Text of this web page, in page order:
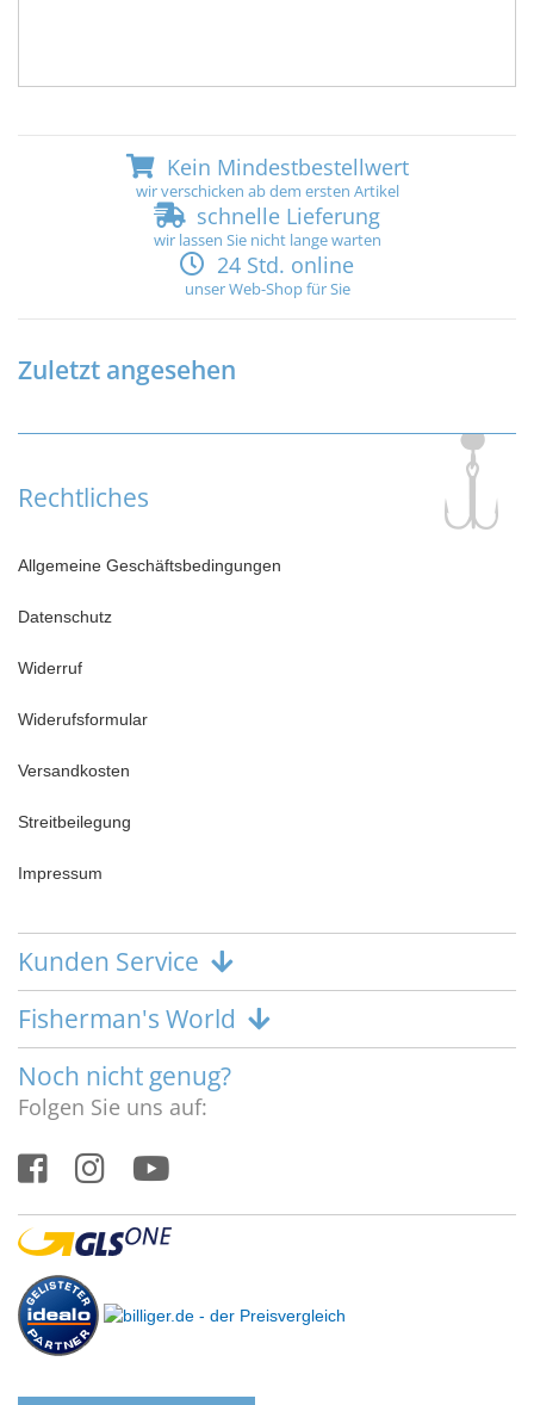
Kein Mindestbestellwert
wir verschicken ab dem ersten Artikel
schnelle Lieferung
wir lassen Sie nicht lange warten
24 Std. online
unser Web-Shop für Sie
Zuletzt angesehen
Rechtliches
Allgemeine Geschäftsbedingungen
Datenschutz
Widerruf
Widerufsformular
Versandkosten
Streitbeilegung
Impressum
Kunden Service
Fisherman's World
Noch nicht genug?
Folgen Sie uns auf: